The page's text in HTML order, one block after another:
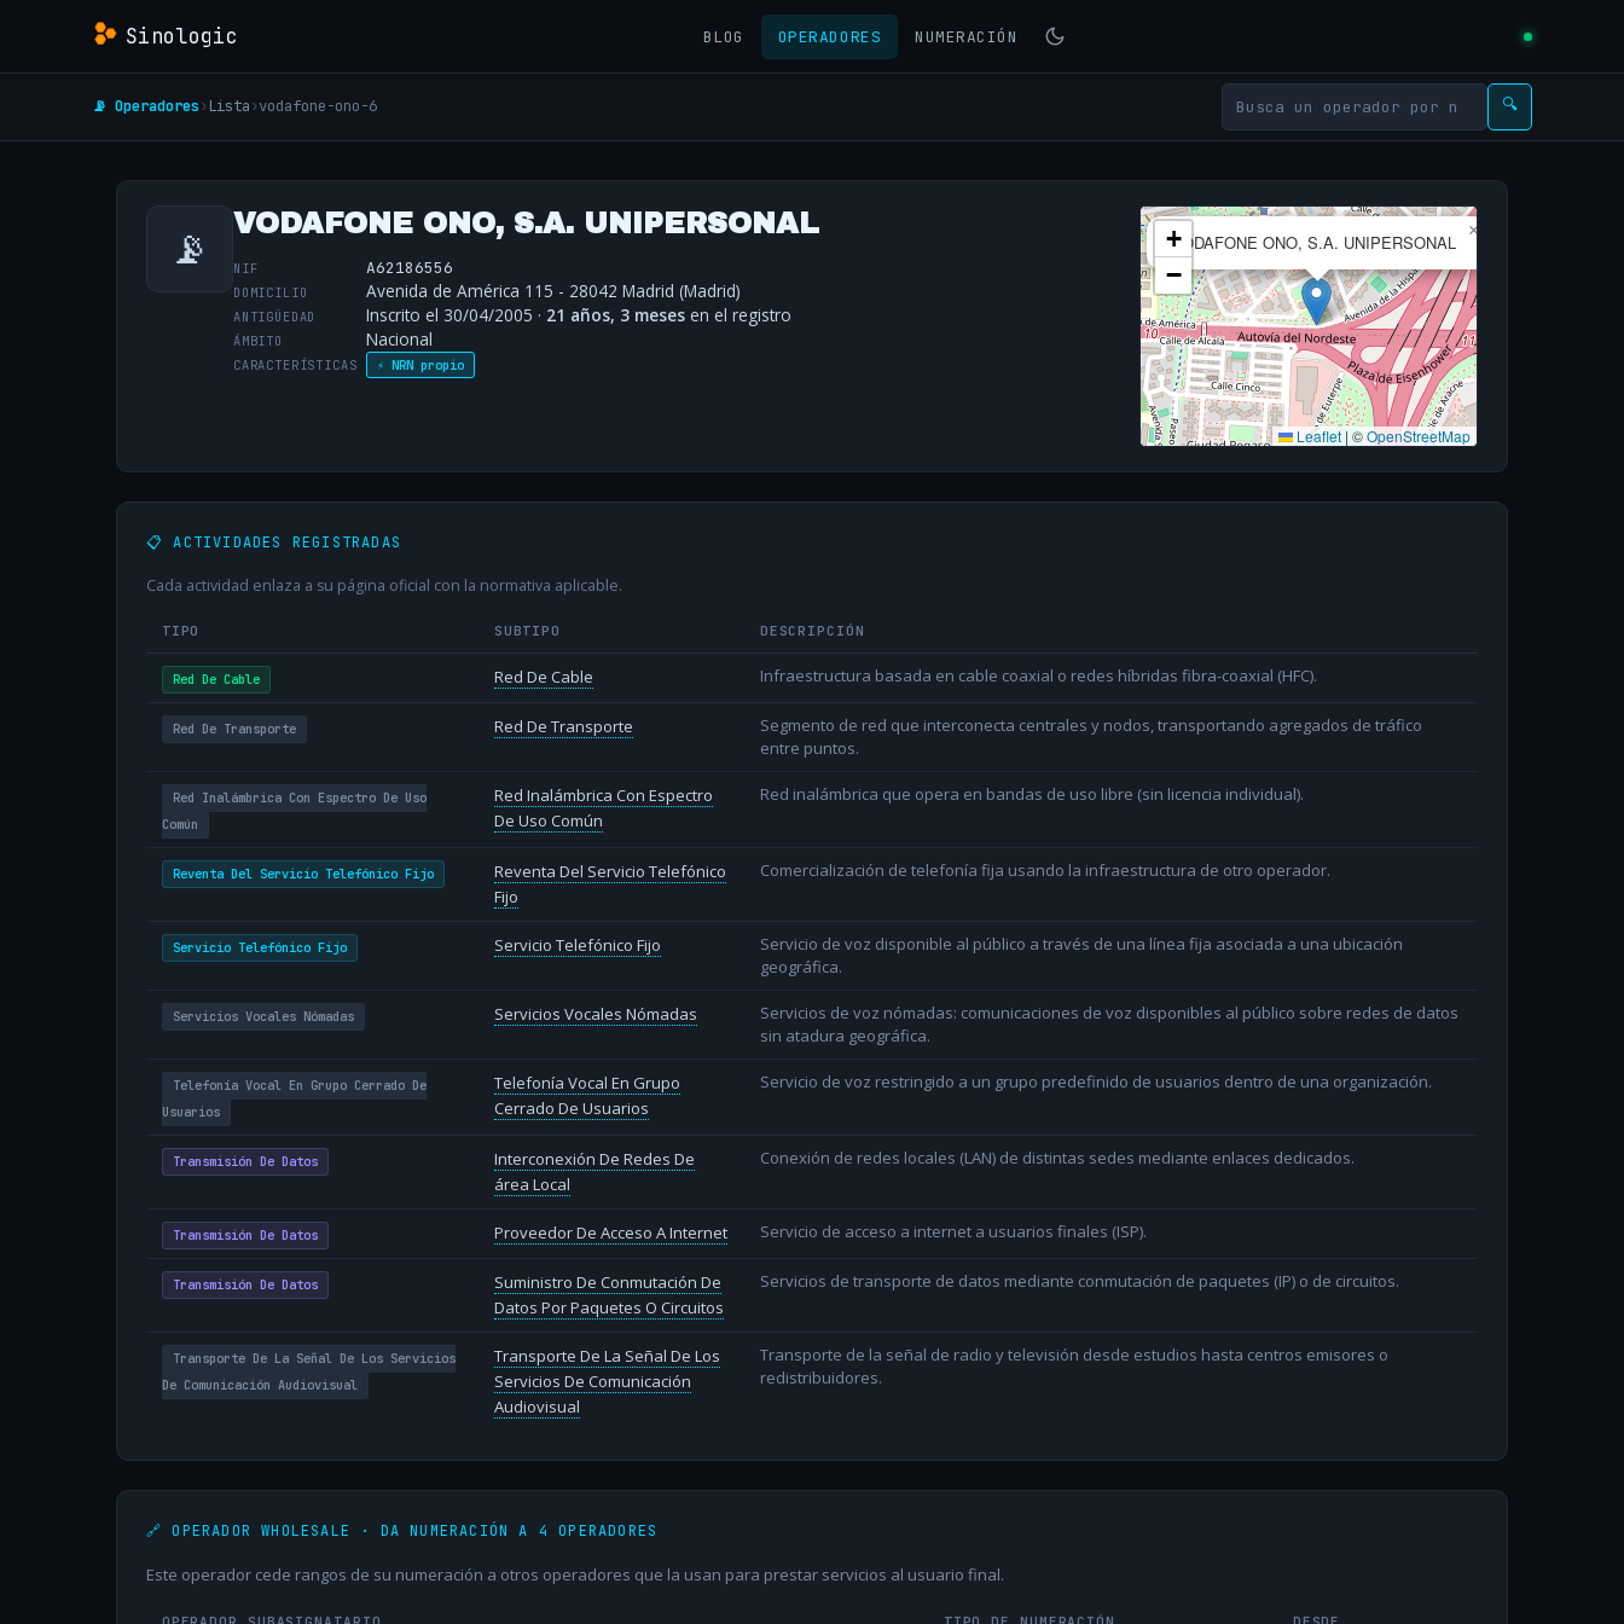
Sinologic BLOG OPERADORES NUMERACIÓN
📡 Operadores› Lista›vodafone-ono-6 🔍
📡 VODAFONE ONO, S.A. UNIPERSONAL
NIF A62186556
DOMICILIO Avenida de América 115 - 28042 Madrid (Madrid)
ANTIGÜEDAD Inscrito el 30/04/2005 · 21 años, 3 meses en el registro
ÁMBITO Nacional
CARACTERÍSTICAS ⚡ NRN propio
VODAFONE ONO, S.A. UNIPERSONAL
×
+
−
Leaflet | ©OpenStreetMap
📋 ACTIVIDADES REGISTRADAS
Cada actividad enlaza a su página oficial con la normativa aplicable.
TIPO SUBTIPO DESCRIPCIÓN
Red De Cable Red De Cable Infraestructura basada en cable coaxial o redes híbridas fibra-coaxial (HFC).
Red De Transporte Red De Transporte
Segmento de red que interconecta centrales y nodos, transportando agregados de tráfico
entre puntos.
Red Inalámbrica Con Espectro De Uso
Común
Red Inalámbrica Con Espectro
De Uso Común
Red inalámbrica que opera en bandas de uso libre (sin licencia individual).
Reventa Del Servicio Telefónico Fijo
Reventa Del Servicio Telefónico
Fijo
Comercialización de telefonía fija usando la infraestructura de otro operador.
Servicio Telefónico Fijo Servicio Telefónico Fijo
Servicio de voz disponible al público a través de una línea fija asociada a una ubicación
geográfica.
Servicios Vocales Nómadas Servicios Vocales Nómadas
Servicios de voz nómadas: comunicaciones de voz disponibles al público sobre redes de datos
sin atadura geográfica.
Telefonía Vocal En Grupo Cerrado De
Usuarios
Telefonía Vocal En Grupo
Cerrado De Usuarios
Servicio de voz restringido a un grupo predefinido de usuarios dentro de una organización.
Transmisión De Datos
Interconexión De Redes De
área Local
Conexión de redes locales (LAN) de distintas sedes mediante enlaces dedicados.
Transmisión De Datos Proveedor De Acceso A Internet Servicio de acceso a internet a usuarios finales (ISP).
Transmisión De Datos
Suministro De Conmutación De
Datos Por Paquetes O Circuitos
Servicios de transporte de datos mediante conmutación de paquetes (IP) o de circuitos.
Transporte De La Señal De Los Servicios
De Comunicación Audiovisual
Transporte De La Señal De Los
Servicios De Comunicación
Audiovisual
Transporte de la señal de radio y televisión desde estudios hasta centros emisores o
redistribuidores.
🔗 OPERADOR WHOLESALE · DA NUMERACIÓN A 4 OPERADORES
Este operador cede rangos de su numeración a otros operadores que la usan para prestar servicios al usuario final.